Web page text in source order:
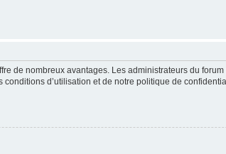
de nombreux avantages. Les administrateurs du
d’utilisation et de notre politique de